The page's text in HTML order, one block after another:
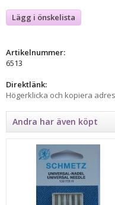
Lägg i önskelista
Artikelnummer:
6513
Direktlänk:
Högerklicka och kopiera
Andra har även köpt